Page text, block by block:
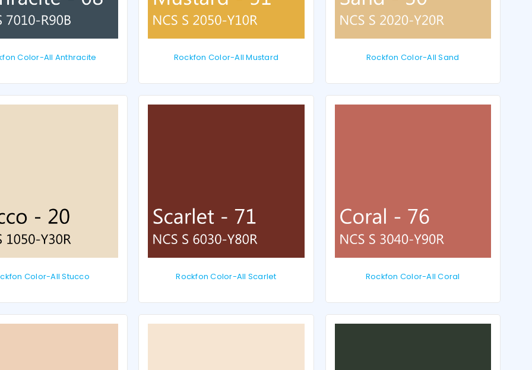
Color-All Anthracite Rockfon Color-All Mustard Rockfon Color-All Sand
Color-All Stucco Rockfon Color-All Scarlet Rockfon Color-All Coral